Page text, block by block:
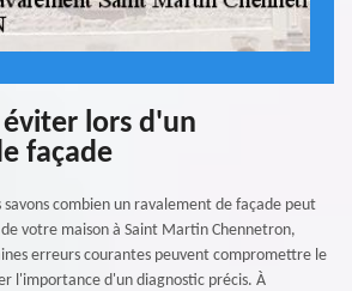
éviter lors d'un
façade
savons combien un ravalement de façade peut
votre maison à Saint Martin Chennetron,
erreurs courantes peuvent compromettre le
l'importance d'un diagnostic précis. À